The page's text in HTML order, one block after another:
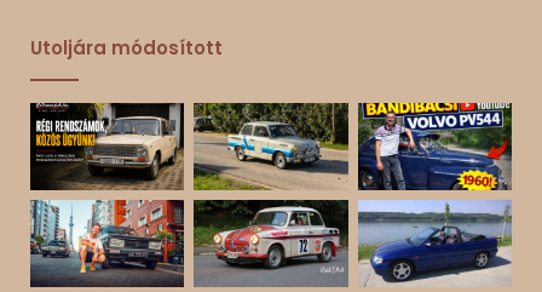
Utoljára módosított